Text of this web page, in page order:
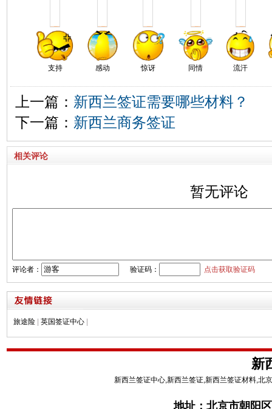
支持 感动 惊讶 同情 流汗
上一篇： 新西兰签证需要哪些材料？
下一篇： 新西兰商务签证
相关评论
暂无评论
评论者： 验证码： 点击获取验证码
旅途险 英国签证中心
新
新西兰签证中心,新西兰签证,新西兰签证材料,北
地址： 北京市朝阳